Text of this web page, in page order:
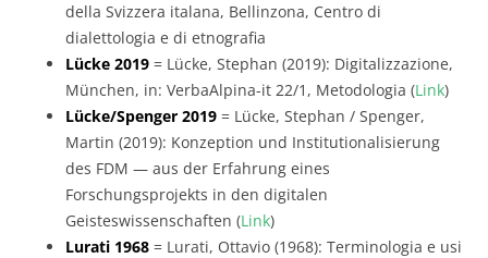
della Svizzera italana, Bellinzona, Centro di
dialettologia e di etnografia
Lücke 2019 = Lücke, Stephan (2019): Digitalizzazione,
München, in: VerbaAlpina-it 22/1, Metodologia (Link)
Lücke/Spenger 2019 = Lücke, Stephan / Spenger,
Martin (2019): Konzeption und Institutionalisierung
des FDM — aus der Erfahrung eines
Forschungsprojekts in den digitalen
Geisteswissenschaften (Link)
Lurati 1968 = Lurati, Ottavio (1968): Terminologia e usi